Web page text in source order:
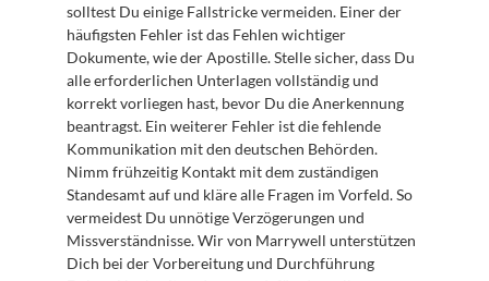
solltest Du einige Fallstricke vermeiden. Einer der
häufigsten Fehler ist das Fehlen wichtiger
Dokumente, wie der Apostille. Stelle sicher, dass Du
alle erforderlichen Unterlagen vollständig und
korrekt vorliegen hast, bevor Du die Anerkennung
beantragst. Ein weiterer Fehler ist die fehlende
Kommunikation mit den deutschen Behörden.
Nimm frühzeitig Kontakt mit dem zuständigen
Standesamt auf und kläre alle Fragen im Vorfeld. So
vermeidest Du unnötige Verzögerungen und
Missverständnisse. Wir von Marrywell unterstützen
Dich bei der Vorbereitung und Durchführung